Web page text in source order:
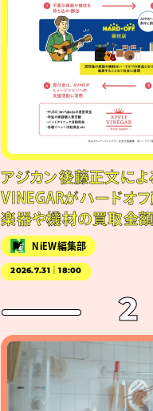
アジカン後藤正文によ
VINEGARがハードオフ
楽器や機材の買取金
NiEW編集部
2026.7.31｜18:00
2